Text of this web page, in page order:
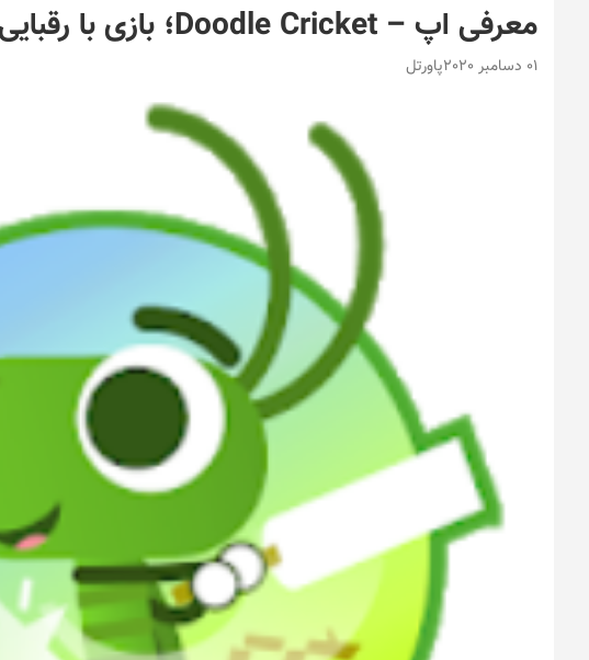
معرفی اپ – Doodle Cricket؛ بازی با رقبایی از جنس هوش مصنوعی
01 دسامبر 2020 پاورتل